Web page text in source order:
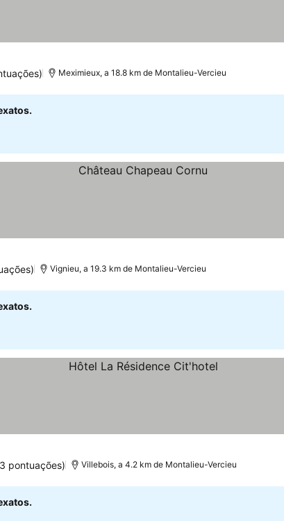
Meximieux, a 18.8 km de Montalieu-Vercieu
Vignieu, a 19.3 km de Montalieu-Vercieu
preços
pontuações) Villebois, a 4.2 km de Montalieu-Vercieu